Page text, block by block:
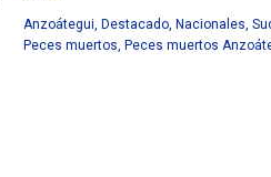
Anzoátegui Destacado Nacionales
Peces muertos Peces muertos